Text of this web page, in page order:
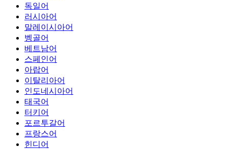
독일어
러시아어
말레이시아어
벵골어
베트남어
스페인어
아랍어
이탈리아어
인도네시아어
태국어
터키어
포르투갈어
프랑스어
힌디어